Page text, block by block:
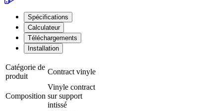
Spécifications
Calculateur
Téléchargements
Installation
Catégorie de
produit
Contract vinyle
Composition
Vinyle contract
sur support
intissé